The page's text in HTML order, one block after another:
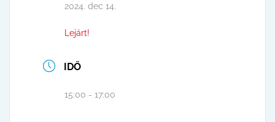
2024. dec 14.
Lejárt!
IDŐ
15:00 - 17:00